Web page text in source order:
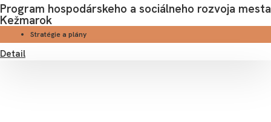
Program hospodárskeho a sociálneho rozvoja mesta
Kežmarok
Stratégie a plány
Detail